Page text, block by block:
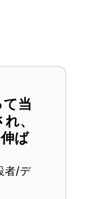
当
、
ば
者/デ